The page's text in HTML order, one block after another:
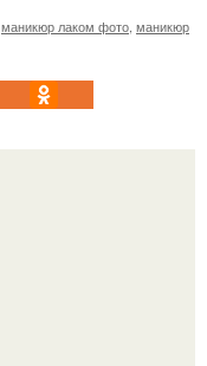
маникюр лаком фото маникюр